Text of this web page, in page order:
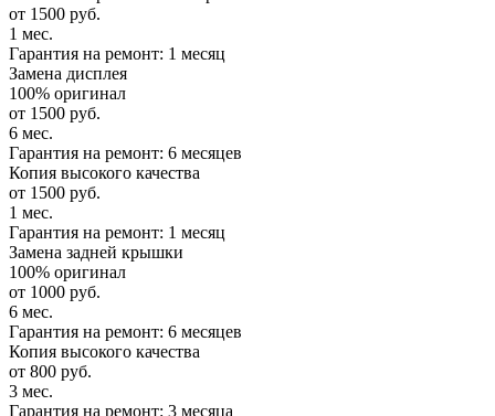
от 1500 руб.
1 мес.
Гарантия на ремонт: 1 месяц
Замена дисплея
100% оригинал
от 1500 руб.
6 мес.
Гарантия на ремонт: 6 месяцев
Копия высокого качества
от 1500 руб.
1 мес.
Гарантия на ремонт: 1 месяц
Замена задней крышки
100% оригинал
от 1000 руб.
6 мес.
Гарантия на ремонт: 6 месяцев
Копия высокого качества
от 800 руб.
3 мес.
Гарантия на ремонт: 3 месяца